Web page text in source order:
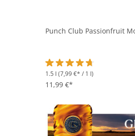
Punch Club Passionfruit
Durchschnittliche
1.5 l (7,99 €* / 1 l)
11,99 €*